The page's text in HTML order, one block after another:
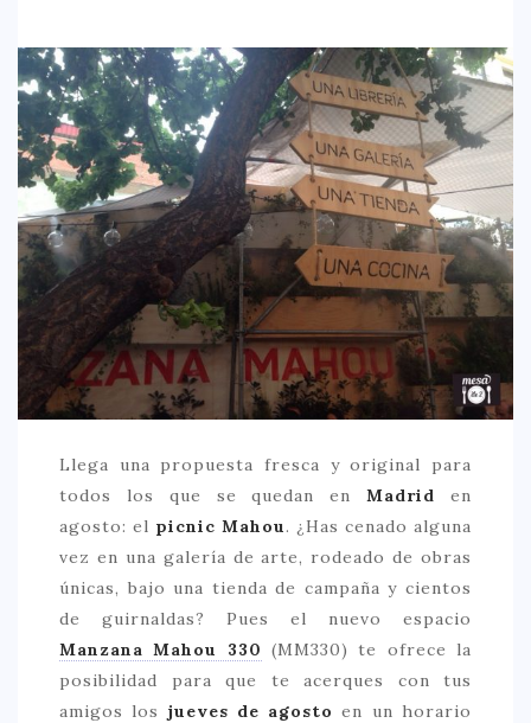
AMERICANA
ASIÁTICA
CARNES
CREATIVA
DULCE
FUSIÓN
INDIA
ITALIANA
LATINA
SALUDABLE
TAPAS
TRADICIONAL
PRECIO
< 25 €
Llega una propuesta fresca y original para
todos los que se quedan enMadrid en
agosto: el picnic Mahou. ¿Has cenado alguna
vez en una galería de arte, rodeado de obras
únicas, bajo una tienda de campaña y cientos
de guirnaldas? Pues el nuevo espacio
Manzana Mahou 330 (MM330) te ofrece la
posibilidad para que te acerques con tus
amigos los jueves de agosto en un horario